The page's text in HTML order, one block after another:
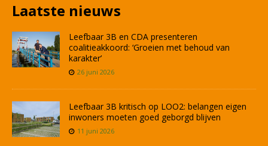
Laatste nieuws
Leefbaar 3B en CDA presenteren
coalitieakkoord: ‘Groeien met behoud van
karakter’
26 juni 2026
Leefbaar 3B kritisch op LOO2: belangen eigen
inwoners moeten goed geborgd blijven
11 juni 2026